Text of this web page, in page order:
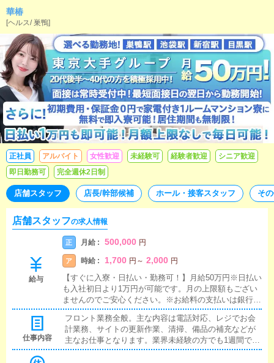
のマンション寮に無料で入寮・日払い1万・勤務可！★未経験で
も月給50万円！日払いが毎日可能です！個室マンション寮は初
期費用、入居期限はございません！20代後半～40代の方を積極
採用中！巣鴨、池袋、新宿、目黒から勤務地選べます！やる気
重視で採用！面接は常時受付中です！
華椿
[ヘルス/巣鴨]
正社員 アルバイト 女性歓迎 未経験可 経験者歓迎
シニア歓迎
即日勤務可
完全週休2日制
店舗スタッフ 店長/幹部候補 ホール・接客スタッフ そ
店舗スタッフの求人情報
給与
正 月給 : 500,000 円
ア 時給 : 1,700 円 ～ 2,000 円
【すぐに入寮・日払い・勤務可！】月給50万円※日払い
も入社初日より1万円が可能です。月の上限額もござい
ませんのでご安心ください。※お給料の支払いは銀行振
り込みになります。※罰金、ノルマなどペナルティは一
切なくお給料から引かれるのは税金だけですのでご安心
ください。
仕事内容
フロント業務全般。主な内容は電話対応、レジでお会
計業務、サイトの更新作業、清掃、備品の補充などが
主なお仕事となります。業界未経験の方でも1週間で習
得可能な簡単な業務で、丁寧に教えさせて頂きますの